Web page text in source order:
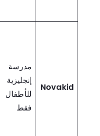
Novakid
مدرسة
إنجليزية
للأطفال
فقط